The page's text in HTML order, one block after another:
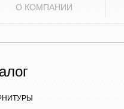
О КОМПАНИИ